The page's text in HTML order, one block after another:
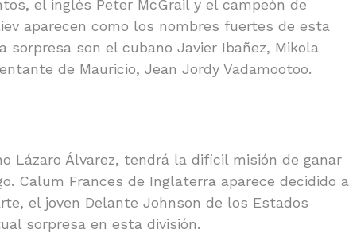
el inglés Peter McGrail y el campeón de
aparecen como los nombres fuertes de esta
sorpresa son el cubano Javier Ibañez, Mikola
de Mauricio, Jean Jordy Vadamootoo.
Lázaro Álvarez, tendrá la dificil misión de ganar
Calum Frances de Inglaterra aparece decidido a
el joven Delante Johnson de los Estados
sorpresa en esta división.